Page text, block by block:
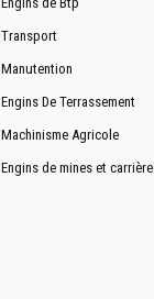
Transport
Manutention
Engins De Terrassement
Machinisme Agricole
Engins de mines et